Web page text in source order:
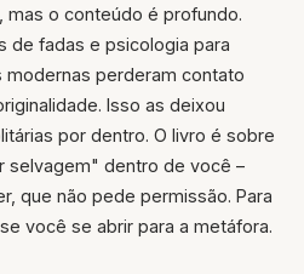
mas o conteúdo é profundo.
de fadas e psicologia para
perderam contato
Isso as deixou
por dentro. O livro é sobre
selvagem" dentro de você –
que não pede permissão. Para
você se abrir para a metáfora.